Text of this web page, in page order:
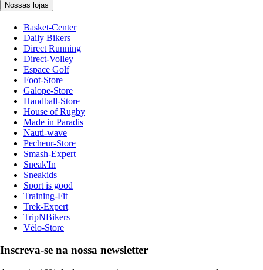
Nossas lojas
Basket-Center
Daily Bikers
Direct Running
Direct-Volley
Espace Golf
Foot-Store
Galope-Store
Handball-Store
House of Rugby
Made in Paradis
Nauti-wave
Pecheur-Store
Smash-Expert
Sneak'In
Sneakids
Sport is good
Training-Fit
Trek-Expert
TripNBikers
Vélo-Store
Inscreva-se na nossa newsletter